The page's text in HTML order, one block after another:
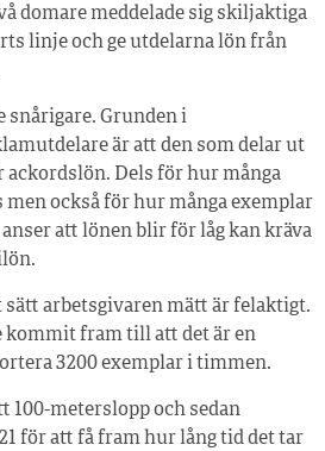
domare meddelade sig skiljaktiga
linje och ge utdelarna lön från
snårigare. Grunden i
är att den som delar ut
Dels för hur många
också för hur många exemplar
att lönen blir för låg kan kräva
sätt arbetsgivaren mätt är felaktigt.
kommit fram till att det är en
3 200 exemplar i timmen.
100-meterslopp och sedan
för att få fram hur lång tid det tar